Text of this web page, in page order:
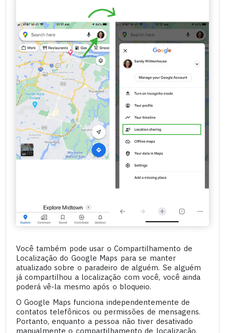
Você também pode usar o Compartilhamento de
Localização do Google Maps para se manter
atualizado sobre o paradeiro de alguém. Se alguém
já compartilhou a localização com você, você ainda
poderá vê-la mesmo após o bloqueio.
O Google Maps funciona independentemente de
contatos telefônicos ou permissões de mensagens.
Portanto, enquanto a pessoa não tiver desativado
manualmente o compartilhamento de localização,